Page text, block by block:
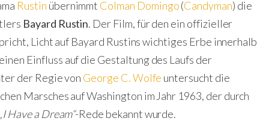
Rustin übernimmt Colman Domingo(Candyman) die
Bayard Rustin. Der Film, für den ein offizieller
Licht auf Bayard Rustins wichtiges Erbe innerhalb
Einfluss auf die Gestaltung des Laufs der
der Regie von George C. Wolfe untersucht die
Marsches auf Washington im Jahr 1963, der durch
„I Have a Dream“-Rede bekannt wurde.